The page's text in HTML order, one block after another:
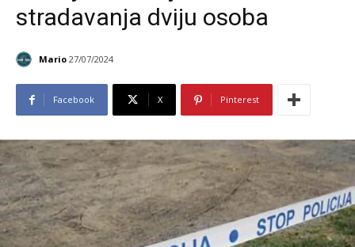
stradavanja dviju osoba
Mario 27/07/2024
Facebook X Pinterest